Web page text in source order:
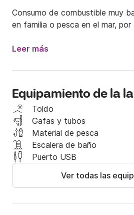
Consumo de combustible muy
en familia o pesca en el mar, por
Embiez, a solo 45 minutos. Lo
Mandrier. Hay varios
La embarcación está equipada
seguridad.
Puedo ser su guía durante el día
tengan licencia costera (+100 €).
Para cualquier pregunta,
Cap Camarat.
Leer más
Equipamiento de la
Toldo
Gafas y tubos
Material de pesca
Escalera de baño
Puerto USB
Ver todas las